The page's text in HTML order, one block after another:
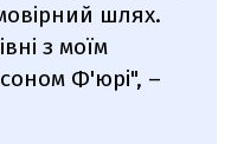
шлях.
з моїм
Ф'юрі", –